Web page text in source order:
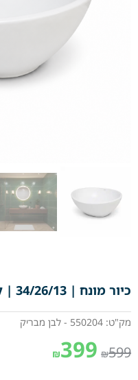
כיור מונח | 34/26/13 | לבן מבריק | מק"ט 550204
מק"ט: 550204 - לבן מבריק
₪599
₪399